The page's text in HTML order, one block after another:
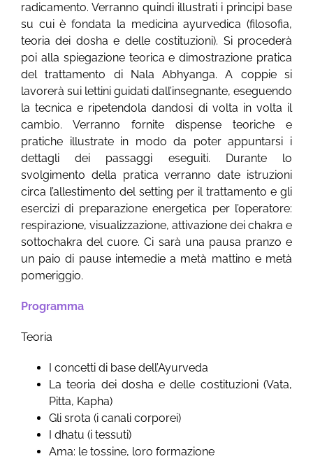
radicamento. Verranno quindi illustrati i principi base
su cui è fondata la medicina ayurvedica (filosofia,
teoria dei dosha e delle costituzioni). Si procederà
poi alla spiegazione teorica e dimostrazione pratica
del trattamento di Nala Abhyanga. A coppie si
lavorerà sui lettini guidati dall’insegnante, eseguendo
la tecnica e ripetendola dandosi di volta in volta il
cambio. Verranno fornite dispense teoriche e
pratiche illustrate in modo da poter appuntarsi i
dettagli dei passaggi eseguiti. Durante lo
svolgimento della pratica verranno date istruzioni
circa l’allestimento del setting per il trattamento e gli
esercizi di preparazione energetica per l’operatore:
respirazione, visualizzazione, attivazione dei chakra e
sottochakra del cuore. Ci sarà una pausa pranzo e
un paio di pause intemedie a metà mattino e metà
pomeriggio.
Programma
Teoria
I concetti di base dell’Ayurveda
La teoria dei dosha e delle costituzioni (Vata,
Pitta, Kapha)
Gli srota (i canali corporei)
I dhatu (i tessuti)
Ama: le tossine, loro formazione